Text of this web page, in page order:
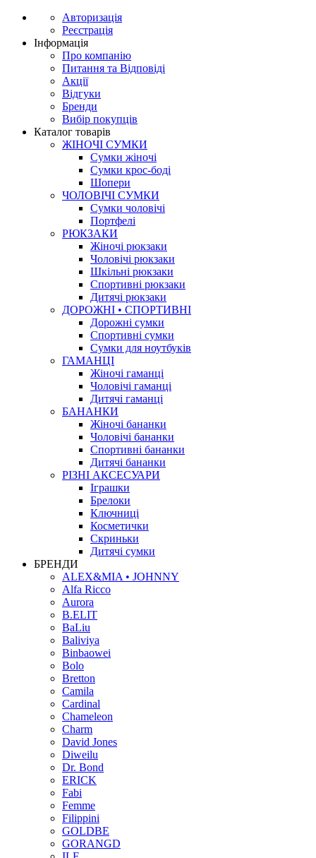
Авторизація
Реєстрація
Інформація
Про компанію
Питання та Відповіді
Акції
Відгуки
Бренди
Вибір покупців
Каталог товарів
ЖІНОЧІ СУМКИ
Сумки жіночі
Сумки крос-боді
Шопери
ЧОЛОВІЧІ СУМКИ
Сумки чоловічі
Портфелі
РЮКЗАКИ
Жіночі рюкзаки
Чоловічі рюкзаки
Шкільні рюкзаки
Спортивні рюкзаки
Дитячі рюкзаки
ДОРОЖНІ • СПОРТИВНІ
Дорожні сумки
Спортивні сумки
Сумки для ноутбуків
ГАМАНЦІ
Жіночі гаманці
Чоловічі гаманці
Дитячі гаманці
БАНАНКИ
Жіночі бананки
Чоловічі бананки
Спортивні бананки
Дитячі бананки
РІЗНІ АКСЕСУАРИ
Іграшки
Брелоки
Ключниці
Косметички
Скриньки
Дитячі сумки
БРЕНДИ
ALEX&MIA • JOHNNY
Alfa Ricco
Aurora
B.ELIT
BaLiu
Baliviya
Binbaowei
Bolo
Bretton
Camila
Cardinal
Chameleon
Charm
David Jones
Diweilu
Dr. Bond
ERICK
Fabi
Femme
Filippini
GOLDBE
GORANGD